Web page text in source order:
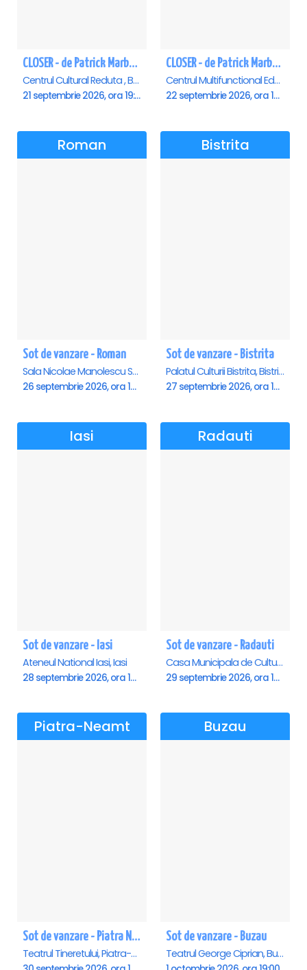
CLOSER - de Patrick Marber - Premiera - Brasov
Centrul Cultural Reduta , Brasov
21 septembrie 2026, ora 19:00
CLOSER - de Patrick Marber - Premiera - Constanta
Centrul Multifunctional Educativ pentru Tineret Jean Constantin, Constanta
22 septembrie 2026, ora 19:00
Roman
Sot de vanzare - Roman
Sala Nicolae Manolescu Strunga (Sala de festivitati a Primariei Roman), Roman
26 septembrie 2026, ora 19:00
Bistrita
Sot de vanzare - Bistrita
Palatul Culturii Bistrita, Bistrita
27 septembrie 2026, ora 19:00
Iasi
Sot de vanzare - Iasi
Ateneul National Iasi, Iasi
28 septembrie 2026, ora 19:00
Radauti
Sot de vanzare - Radauti
Casa Municipala de Cultura, Radauti
29 septembrie 2026, ora 19:00
Piatra-Neamt
Sot de vanzare - Piatra Neamt
Teatrul Tineretului, Piatra-Neamt
Buzau
Sot de vanzare - Buzau
Teatrul George Ciprian, Buzau